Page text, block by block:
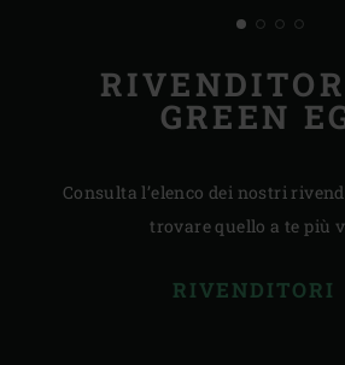
GREEN
Consulta l’elenco dei nostri
trovare quello a te più
RIVENDITORI